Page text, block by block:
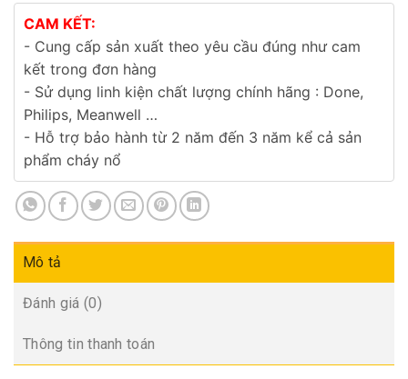
CAM KẾT:
- Cung cấp sản xuất theo yêu cầu đúng như cam
kết trong đơn hàng
- Sử dụng linh kiện chất lượng chính hãng : Done,
Philips, Meanwell …
- Hỗ trợ bảo hành từ 2 năm đến 3 năm kể cả sản
phẩm cháy nổ
Mô tả
Đánh giá (0)
Thông tin thanh toán